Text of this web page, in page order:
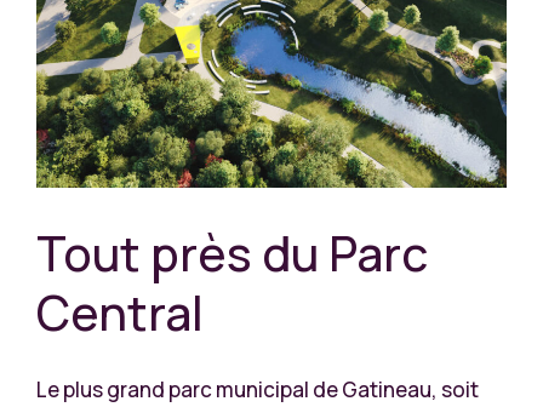
Tout près du Parc
Central
Le plus grand parc municipal de Gatineau, soit